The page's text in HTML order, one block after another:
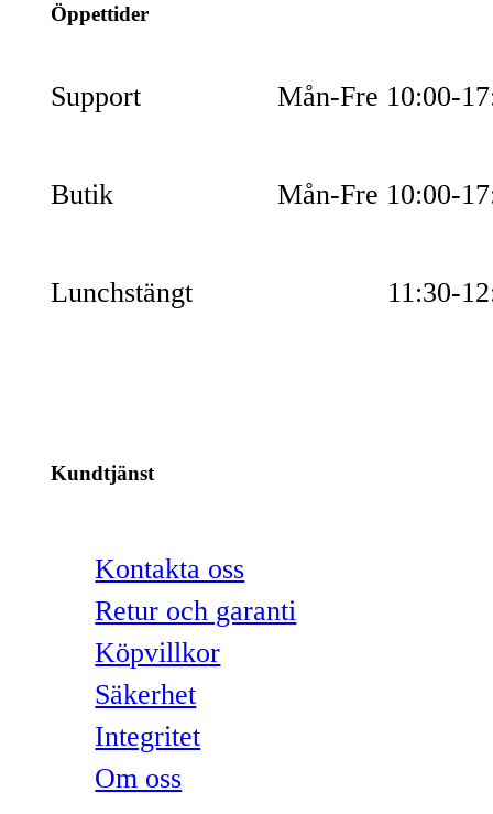
Öppettider
Support Mån-Fre 10:00-
Butik Mån-Fre 10:00-
Lunchstängt 11:30-
Kundtjänst
Kontakta oss
Retur och garanti
Köpvillkor
Säkerhet
Integritet
Om oss